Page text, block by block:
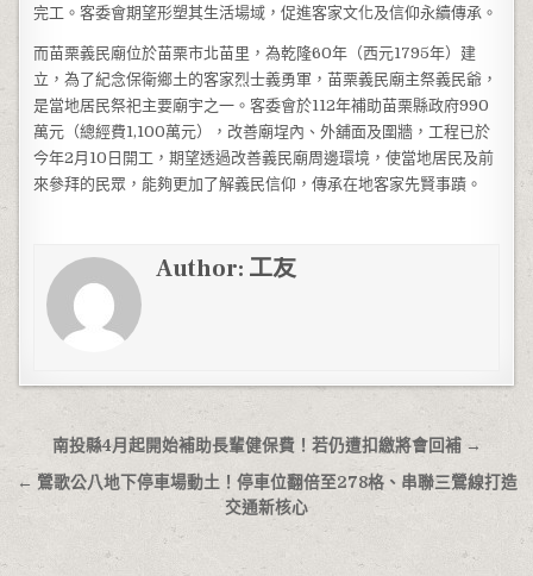
完工。客委會期望形塑其生活場域，促進客家文化及信仰永續傳承。
而苗栗義民廟位於苗栗市北苗里，為乾隆60年（西元1795年）建
立，為了紀念保衛鄉土的客家烈士義勇軍，苗栗義民廟主祭義民爺，
是當地居民祭祀主要廟宇之一。客委會於112年補助苗栗縣政府990
萬元（總經費1,100萬元），改善廟埕內、外舖面及圍牆，工程已於
今年2月10日開工，期望透過改善義民廟周邊環境，使當地居民及前
來參拜的民眾，能夠更加了解義民信仰，傳承在地客家先賢事蹟。
Author: 工友
文章導覽
南投縣4月起開始補助長輩健保費！若仍遭扣繳將會回補 →
← 鶯歌公八地下停車場動土！停車位翻倍至278格、串聯三鶯線打造
交通新核心